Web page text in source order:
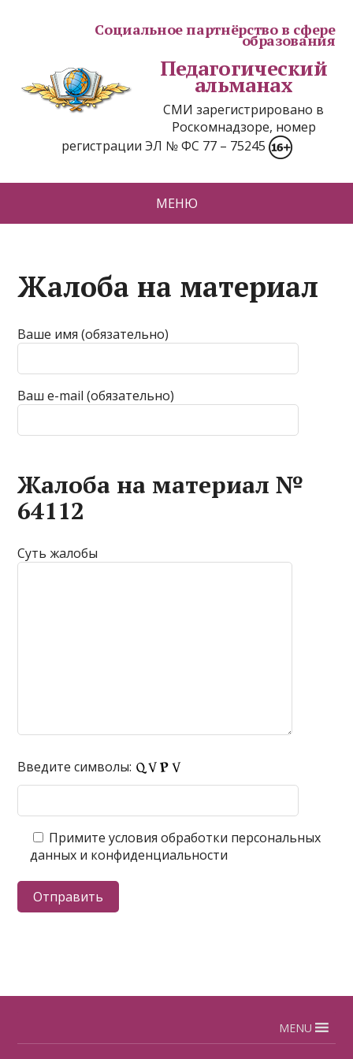
Социальное партнёрство в сфере
образования
Педагогический
альманах
СМИ зарегистрировано в
Роскомнадзоре, номер
регистрации ЭЛ № ФС 77 – 75245
МЕНЮ
Жалоба на материал
Ваше имя (обязательно)
Ваш e-mail (обязательно)
Жалоба на материал №
64112
Суть жалобы
Введите символы:
Примите условия обработки персональных
данных и конфиденциальности
MENU